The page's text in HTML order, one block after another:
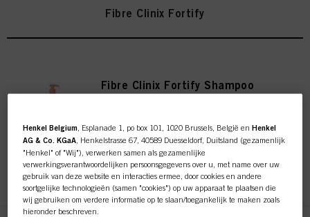
Fibre Clinix Fortify
Fibre Clinix Fortify Shampoo
300ml
REGISTEREN EN KOPEN
Henkel Belgium , Esplanade 1, po box 101, 1020 Brussels, België enHenkel
AG & Co. KGaA , Henkelstrasse 67, 40589 Duesseldorf, Duitsland (gezamenlijk
"Henkel" of "Wij"), verwerken samen als gezamenlijke
verwerkingsverantwoordelijken persoonsgegevens over u, met name over uw
gebruik van deze website en interacties ermee, door cookies en andere
soortgelijke technologieën (samen "cookies") op uw apparaat te plaatsen die
wij gebruiken om verdere informatie op te slaan/toegankelijk te maken zoals
hieronder beschreven.